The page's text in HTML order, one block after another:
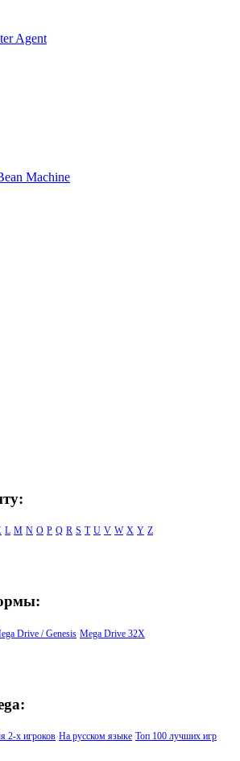
Agent
Machine
L M N O P Q R S T U V W X Y Z
Drive / Genesis Mega Drive 32X
2-х игроков На русском языке Топ 100 лучших игр